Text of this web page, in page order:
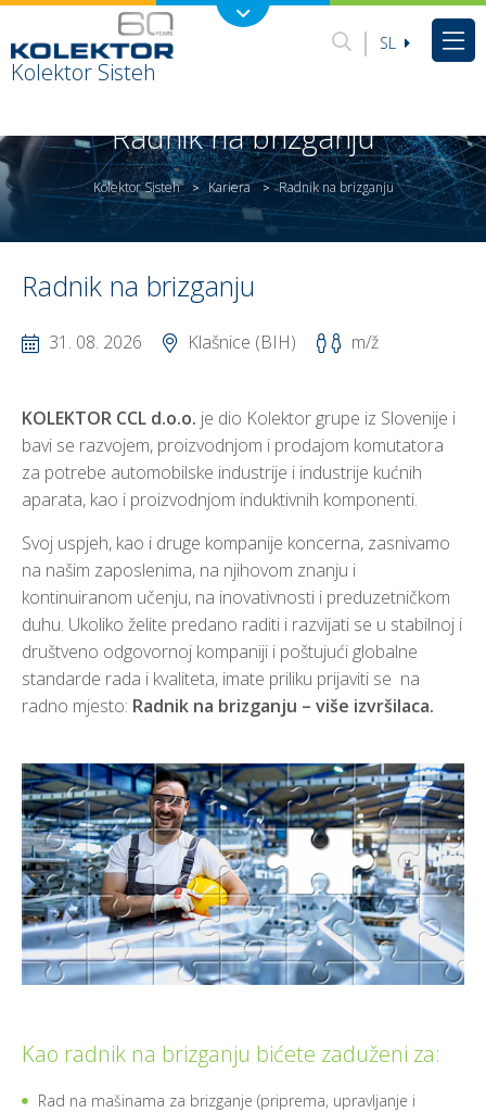
Kolektor Sisteh
SL
Radnik na brizganju
Kolektor Sisteh > Kariera > Radnik na brizganju
Radnik na brizganju
31. 08. 2026 Klašnice (BIH) m/ž
KOLEKTOR CCL d.o.o. je dio Kolektor grupe iz Slovenije i
bavi se razvojem, proizvodnjom i prodajom komutatora
za potrebe automobilske industrije i industrije kućnih
aparata, kao i proizvodnjom induktivnih komponenti.
Svoj uspjeh, kao i druge kompanije koncerna, zasnivamo
na našim zaposlenima, na njihovom znanju i
kontinuiranom učenju, na inovativnosti i preduzetničkom
duhu. Ukoliko želite predano raditi i razvijati se u stabilnoj i
društveno odgovornoj kompaniji i poštujući globalne
standarde rada i kvaliteta, imate priliku prijaviti se na
radno mjesto: Radnik na brizganju – više izvršilaca.
Kao radnik na brizganju bićete zaduženi za:
Rad na mašinama za brizganje (priprema, upravljanje i